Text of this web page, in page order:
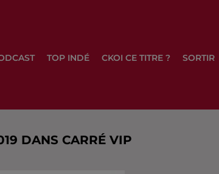
TOP INDÉ CKOI CE TITRE ? SORTIR
DANS CARRÉ VIP